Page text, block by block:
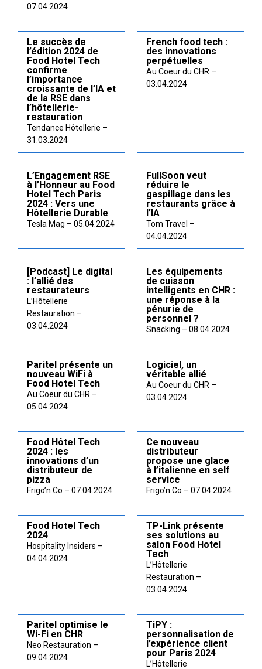
07.04.2024
Le succès de
l’édition 2024 de
Food Hotel Tech
confirme
l’importance
croissante de l’IA et
de la RSE dans
l’hôtellerie-
restauration
Tendance Hôtellerie –
31.03.2024
French food tech :
des innovations
perpétuelles
Au Coeur du CHR –
03.04.2024
L’Engagement RSE
à l’Honneur au Food
Hotel Tech Paris
2024 : Vers une
Hôtellerie Durable
Tesla Mag – 05.04.2024
FullSoon veut
réduire le
gaspillage dans les
restaurants grâce à
l’IA
Tom Travel –
04.04.2024
[Podcast] Le digital
: l’allié des
restaurateurs
L’Hôtellerie
Restauration –
03.04.2024
Les équipements
de cuisson
intelligents en CHR :
une réponse à la
pénurie de
personnel ?
Snacking – 08.04.2024
Paritel présente un
nouveau WiFi à
Food Hotel Tech
Au Coeur du CHR –
05.04.2024
Logiciel, un
véritable allié
Au Coeur du CHR –
03.04.2024
Food Hôtel Tech
2024 : les
innovations d’un
distributeur de
pizza
Frigo’n Co – 07.04.2024
Ce nouveau
distributeur
propose une glace
à l’italienne en self
service
Frigo’n Co – 07.04.2024
Food Hotel Tech
2024
Hospitality Insiders –
04.04.2024
TP-Link présente
ses solutions au
salon Food Hotel
Tech
L’Hôtellerie
Restauration –
03.04.2024
Paritel optimise le
Wi-Fi en CHR
Neo Restauration –
09.04.2024
TiPY :
personnalisation de
l’expérience client
pour Paris 2024
L’Hôtellerie